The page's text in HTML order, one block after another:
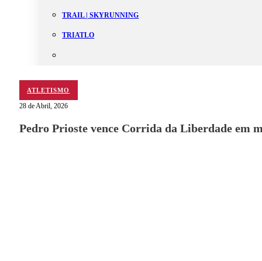
TRAIL | SKYRUNNING
TRIATLO
Aluguer
Campo de Padel
Contacta-nos
ATLETISMO
28 de Abril, 2026
Pedro Prioste vence Corrida da Liberdade em